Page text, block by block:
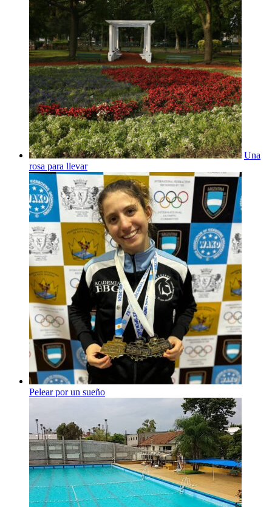
Una
rosa para llevar
Pelear por un sueño